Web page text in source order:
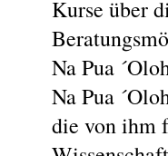
Kurse über
Na Pua
Na Pua
die von ihm